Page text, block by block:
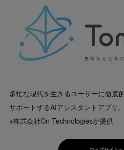
多忙な現代を生きるユーザーに徹底
サポートするAIアシスタントアプリ。
※株式会社On Technologiesが提供